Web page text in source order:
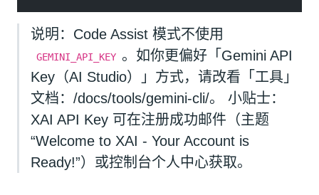
说明：Code Assist 模式不使用
GEMINI_API_KEY 。如你更偏好「Gemini API
Key（AI Studio）」方式，请改看「工具」
文档：/docs/tools/gemini-cli/。 小贴士：
XAI API Key 可在注册成功邮件（主题
“Welcome to XAI - Your Account is
Ready!”）或控制台个人中心获取。